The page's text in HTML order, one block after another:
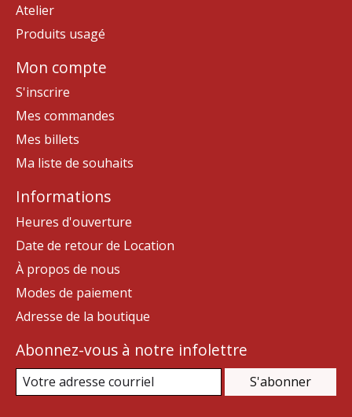
Atelier
Produits usagé
Mon compte
S'inscrire
Mes commandes
Mes billets
Ma liste de souhaits
Informations
Heures d'ouverture
Date de retour de Location
À propos de nous
Modes de paiement
Adresse de la boutique
Abonnez-vous à notre infolettre
S'abonner